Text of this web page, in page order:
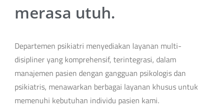
merasa utuh.
Departemen psikiatri menyediakan layanan multi-
disipliner yang komprehensif, terintegrasi, dalam
manajemen pasien dengan gangguan psikologis dan
psikiatris, menawarkan berbagai layanan khusus untuk
memenuhi kebutuhan individu pasien kami.